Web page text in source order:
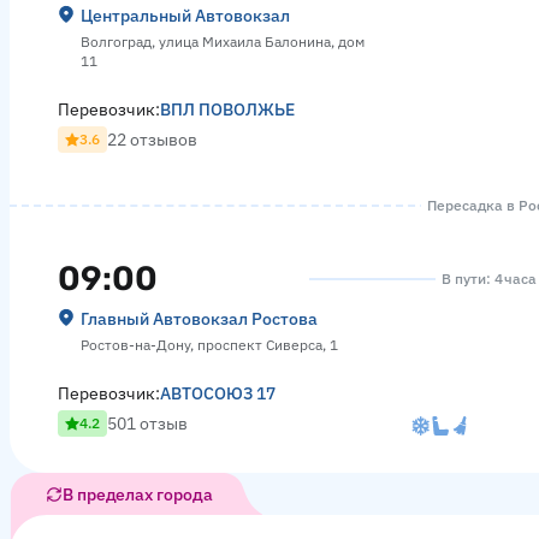
Центральный Автовокзал
Волгоград, улица Михаила Балонина, дом
11
Перевозчик:ВПЛ ПОВОЛЖЬЕ
3.6 22 отзывов
Пересадка в
09:00
Главный Автовокзал Ростова
Ростов-на-Дону, проспект Сиверса, 1
В пути: 4
Перевозчик:АВТОСОЮЗ 17
4.2 501 отзыв
В пределах города